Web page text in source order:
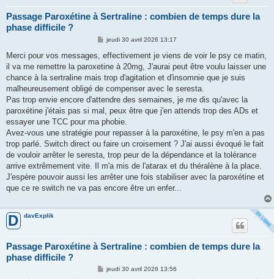
Passage Paroxétine à Sertraline : combien de temps dure la
phase difficile ?
M
s
a
g
jeudi 30 avril 2026 13:17
Merci pour vos messages, effectivement je viens de voir le psy ce matin,
il va me remettre la paroxetine à 20mg, J'aurai peut être voulu laisser une
chance à la sertraline mais trop d'agitation et d'insomnie que je suis
malheureusement obligé de compenser avec le seresta.
Pas trop envie encore d'attendre des semaines, je me dis qu'avec la
paroxétine j'étais pas si mal, peux être que j'en attends trop des ADs et
essayer une TCC pour ma phobie.
Avez-vous une stratégie pour repasser à la paroxétine, le psy m'en a pas
trop parlé. Switch direct ou faire un croisement ? J'ai aussi évoqué le fait
de vouloir arrêter le seresta, trop peur de la dépendance et la tolérance
arrive extrêmement vite. Il m'a mis de l'atarax et du théralène à la place.
J'espère pouvoir aussi les arrêter une fois stabiliser avec la paroxétine et
que ce re switch ne va pas encore être un enfer...
D davExplik
Passage Paroxétine à Sertraline : combien de temps dure la
phase difficile ?
Mjeudi 30 avril 2026 13:56